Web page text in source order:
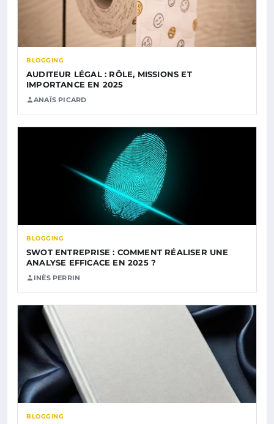
BLOGGING
AUDITEUR LÉGAL : RÔLE, MISSIONS ET
IMPORTANCE EN 2025
ANAÏS PICARD
BLOGGING
SWOT ENTREPRISE : COMMENT RÉALISER UNE
ANALYSE EFFICACE EN 2025 ?
INÈS PERRIN
BLOGGING